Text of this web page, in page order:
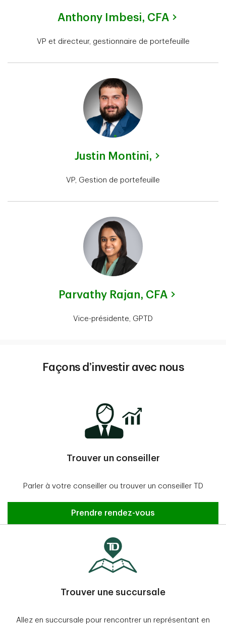
Anthony Imbesi, CFA
VP et directeur, gestionnaire de portefeuille
Justin Montini,
VP, Gestion de portefeuille
Parvathy Rajan, CFA
Vice-présidente, GPTD
Façons d’investir avec nous
Trouver un conseiller
Parler à votre conseiller ou trouver un conseiller TD
Prendre rendez-vous
Trouver une succursale
Allez en succursale pour rencontrer un représentant en